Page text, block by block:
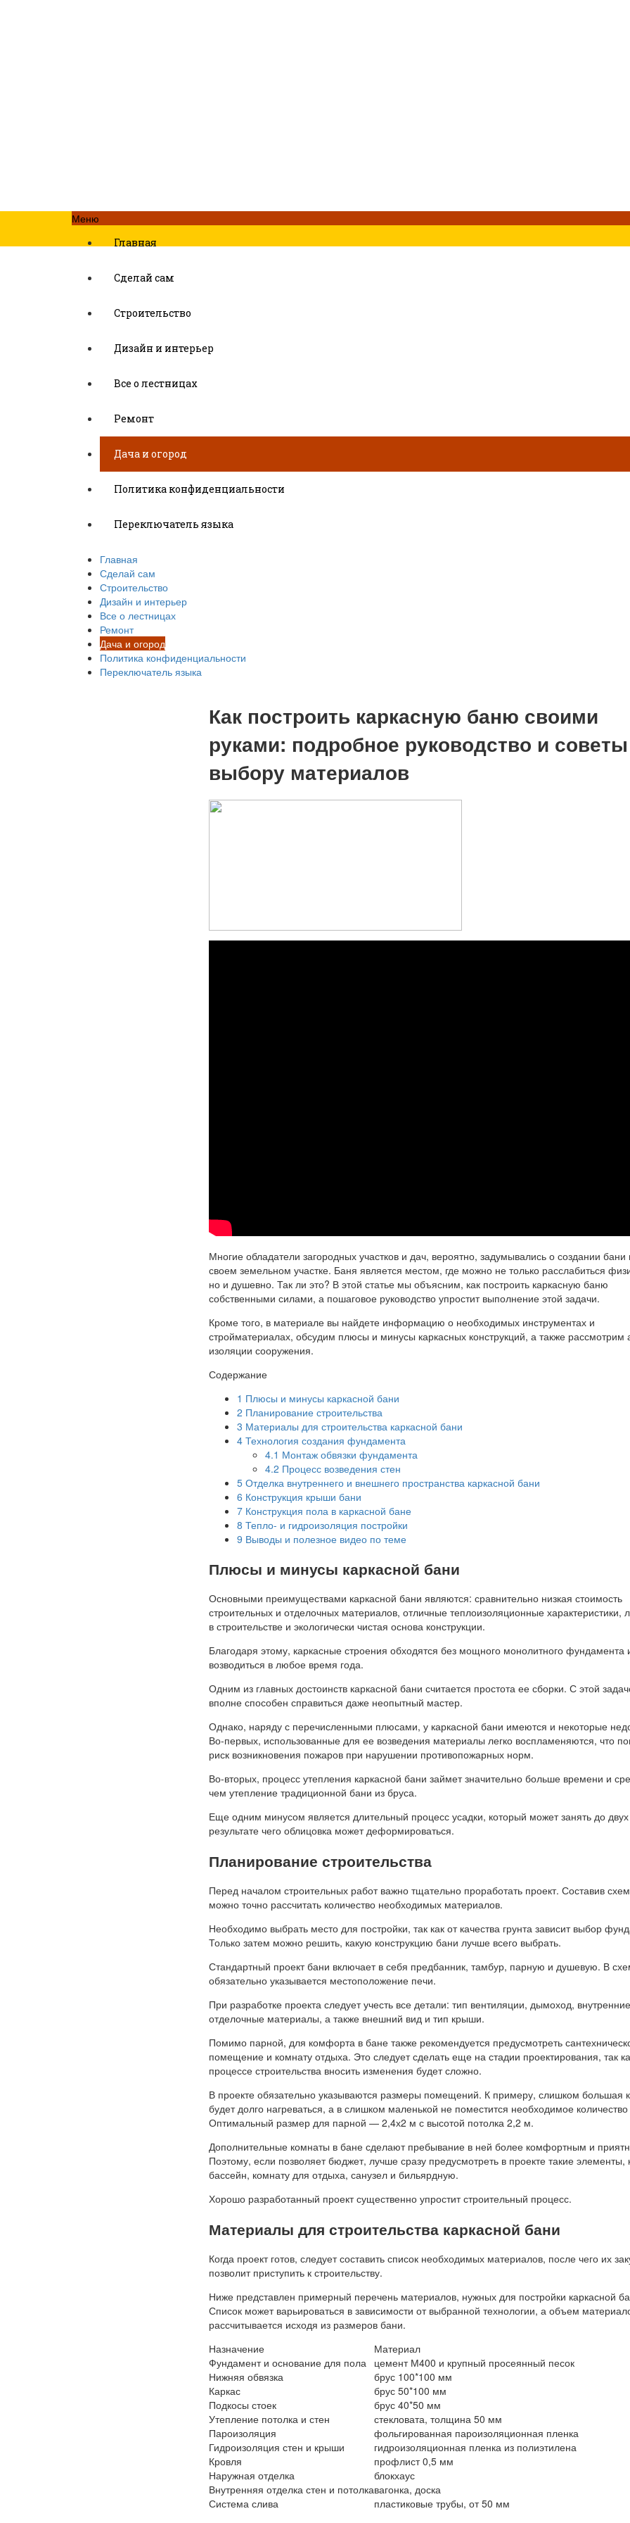
Меню
Главная
Сделай сам
Строительство
Дизайн и интерьер
Все о лестницах
Ремонт
Дача и огород
Политика конфиденциальности
Переключатель языка
Главная
Сделай сам
Строительство
Дизайн и интерьер
Все о лестницах
Ремонт
Дача и огород
Политика конфиденциальности
Переключатель языка
Как построить каркасную баню своими
руками: подробное руководство и
выбору материалов
Многие обладатели загородных участков и дач, вероятно, задумывались о создании бани
своем земельном участке. Баня является местом, где можно не только расслабиться
но и душевно. Так ли это? В этой статье мы объясним, как построить каркасную баню
собственными силами, а пошаговое руководство упростит выполнение этой задачи.
Кроме того, в материале вы найдете информацию о необходимых инструментах и
стройматериалах, обсудим плюсы и минусы каркасных конструкций, а также рассмотрим
изоляции сооружения.
Содержание
1 Плюсы и минусы каркасной бани
2 Планирование строительства
3 Материалы для строительства каркасной бани
4 Технология создания фундамента
4.1 Монтаж обвязки фундамента
4.2 Процесс возведения стен
5 Отделка внутреннего и внешнего пространства каркасной бани
6 Конструкция крыши бани
7 Конструкция пола в каркасной бане
8 Тепло- и гидроизоляция постройки
9 Выводы и полезное видео по теме
Плюсы и минусы каркасной бани
Основными преимуществами каркасной бани являются: сравнительно низкая стоимость
строительных и отделочных материалов, отличные теплоизоляционные характеристики,
в строительстве и экологически чистая основа конструкции.
Благодаря этому, каркасные строения обходятся без мощного монолитного фундамента
возводиться в любое время года.
Одним из главных достоинств каркасной бани считается простота ее сборки. С этой
вполне способен справиться даже неопытный мастер.
Однако, наряду с перечисленными плюсами, у каркасной бани имеются и некоторые
Во-первых, использованные для ее возведения материалы легко воспламеняются, что
риск возникновения пожаров при нарушении противопожарных норм.
Во-вторых, процесс утепления каркасной бани займет значительно больше времени и
чем утепление традиционной бани из бруса.
Еще одним минусом является длительный процесс усадки, который может занять до
результате чего облицовка может деформироваться.
Планирование строительства
Перед началом строительных работ важно тщательно проработать проект. Составив
можно точно рассчитать количество необходимых материалов.
Необходимо выбрать место для постройки, так как от качества грунта зависит выбор
Только затем можно решить, какую конструкцию бани лучше всего выбрать.
Стандартный проект бани включает в себя предбанник, тамбур, парную и душевую. В
обязательно указывается местоположение печи.
При разработке проекта следует учесть все детали: тип вентиляции, дымоход, внутренние
отделочные материалы, а также внешний вид и тип крыши.
Помимо парной, для комфорта в бане также рекомендуется предусмотреть
помещение и комнату отдыха. Это следует сделать еще на стадии проектирования, так
процессе строительства вносить изменения будет сложно.
В проекте обязательно указываются размеры помещений. К примеру, слишком большая
будет долго нагреваться, а в слишком маленькой не поместится необходимое
Оптимальный размер для парной — 2,4х2 м с высотой потолка 2,2 м.
Дополнительные комнаты в бане сделают пребывание в ней более комфортным и
Поэтому, если позволяет бюджет, лучше сразу предусмотреть в проекте такие элементы,
бассейн, комнату для отдыха, санузел и бильярдную.
Хорошо разработанный проект существенно упростит строительный процесс.
Материалы для строительства каркасной бани
Когда проект готов, следует составить список необходимых материалов, после чего их
позволит приступить к строительству.
Ниже представлен примерный перечень материалов, нужных для постройки каркасной
Список может варьироваться в зависимости от выбранной технологии, а объем
рассчитывается исходя из размеров бани.
Назначение
Материал
Фундамент и основание для пола цемент М400 и крупный просеянный песок
Нижняя обвязка
брус 100*100 мм
Каркас
брус 50*100 мм
Подкосы стоек
брус 40*50 мм
Утепление потолка и стен
стекловата, толщина 50 мм
Пароизоляция
фольгированная пароизоляционная пленка
Гидроизоляция стен и крыши
гидроизоляционная пленка из полиэтилена
Кровля
профлист 0,5 мм
Наружная отделка
блокхаус
Внутренняя отделка стен и потолкавагонка, доска
Система слива
пластиковые трубы, от 50 мм